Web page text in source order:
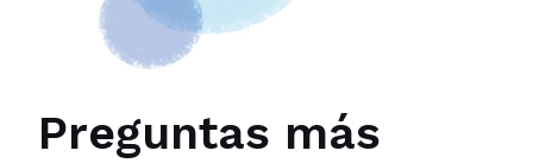
Preguntas más